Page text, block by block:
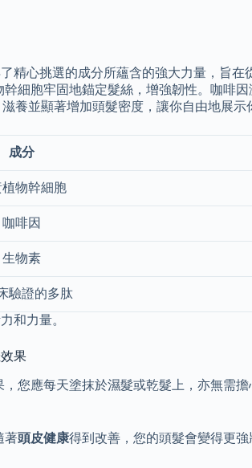
精心挑選的成分所蘊含的強大力量，旨
細胞牢固地錨定髮絲，增強韌性。咖啡
養並顯著增加頭髮密度，讓你自由地展示
成分
物幹細胞
咖啡因
生物素
驗證的多肽
和力量。
果
，您應每天塗抹於濕髮或乾髮上，亦無需
著頭皮健康得到改善，您的頭髮會變得更強